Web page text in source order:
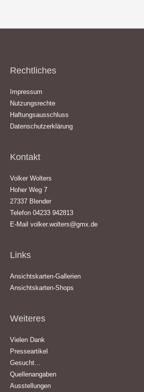
Rechtliches
Impressum
Nutzungsrechte
Haftungsausschluss
Datenschutzerklärung
Kontakt
Volker Wolters
Hoher Weg 7
27337 Blender
Telefon 04233 942813
E-Mail volker.wolters@gmx.de
Links
Ansichtskarten-Gallerien
Ansichtskarten-Shops
Weiteres
Vielen Dank
Presseartikel
Gesucht…
Quellenangaben
Ausstellungen